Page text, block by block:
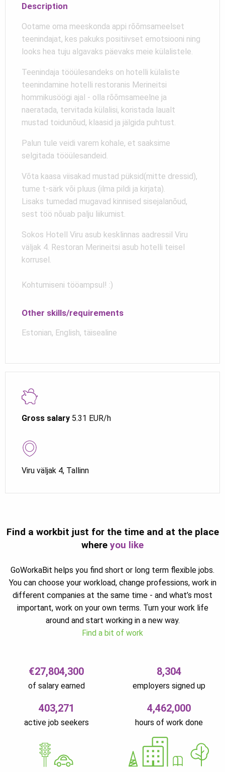
Gross salary 5.31 EUR/h
Viru väljak 4, Tallinn
Description
Ootame oma meeskonda appi rõõmsameelset
teenindajat, kes pakuks positiivset emotsiooni ning
looks hea tuju algavaks päevaks meie külalistele.
Teenindaja tööülesandeks on hotelli külaliste
teenindamine hotelli restoranis Merineitsi
hommikusöögi ajal - olla rõõmsameelne ja
naeratada, tervitada külalisi, koristada laualt
mustad toidunõud, klaasid ja jälgida puhtust.
Palun tule veidi varem kohale, et saaksime
selgitada tööülesandeid.
Võta kaasa viisakad mustad püksid(mitte dressid),
tume t-särk või pluus (ilma pildi ja kirjata).
Lisaks tumedad mugavad kinnised sisejalanõud,
sest töö nõuab palju liikumist.
Sokos Hotell Viru asub kesklinnas aadressil Viru
väljak 4. Restoran Merineitsi asub hotelli teisel
korrusel.
Kohtumiseni tööampsul! :)
Other skills/requirements
Estonian, English, täisealine
Find a workbit just for the time and at the place
where you like
GoWorkaBit helps you find short or long term flexible jobs.
You can choose your workload, change professions, work in
different companies at the same time - and what’s most
important, work on your own terms. Turn your work life
around and start working in a new way.
Find a bit of work
€27,804,300
of salary earned
8,304
employers signed up
403,271
active job seekers
4,462,000
hours of work done